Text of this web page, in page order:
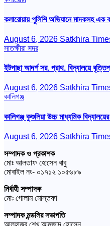
কলারোয়ায় পুলিশি অভিযানে মাদকসহ
August 6, 2026 Satkhira
সাতক্ষীরা সদর
ইটগাছা আদর্শ সর. প্রাথ. বিদ্যালয়ে
August 6, 2026 Satkhira
কালিগঞ্জ
কালিগঞ্জ কুশুলিয়া উচ্চ মাধ্যমিক
August 6, 2026 Satkhira
সম্পাদক ও প্রকাশক
মোঃ আলতাফ হোসেন বাবু
মোবাইল নং- ০১৭১২ ১০৫৬৮৯
নির্বাহী সম্পাদক
মোঃ গোলাম মোস্তফা
সম্পাদক মন্ডলির সভাপতি
আলহাজ্ব শেখ আমজাদ হোসেন